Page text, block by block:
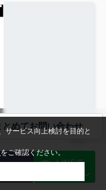
とめてお問い合わせ
ール
LINEで
物件探し
サービス向上検討を目的と
をご確認ください。